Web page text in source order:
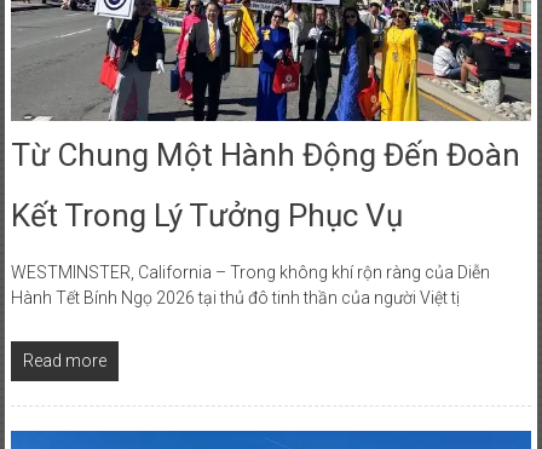
PHONG
TRÀO
DÂN
ĐÒI
TÊN
GÒN
Từ Chung Một Hành Động Đến Đoàn
Kết Trong Lý Tưởng Phục Vụ
WESTMINSTER, California – Trong không khí rộn ràng của Diễn
Hành Tết Bính Ngọ 2026 tại thủ đô tinh thần của người Việt tị
Read more